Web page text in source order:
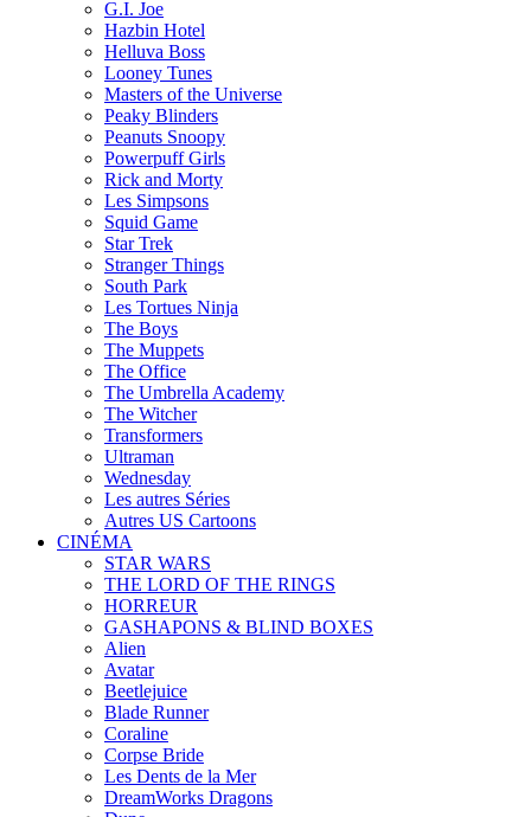
G.I. Joe
Hazbin Hotel
Helluva Boss
Looney Tunes
Masters of the Universe
Peaky Blinders
Peanuts Snoopy
Powerpuff Girls
Rick and Morty
Les Simpsons
Squid Game
Star Trek
Stranger Things
South Park
Les Tortues Ninja
The Boys
The Muppets
The Office
The Umbrella Academy
The Witcher
Transformers
Ultraman
Wednesday
Les autres Séries
Autres US Cartoons
CINÉMA
STAR WARS
THE LORD OF THE RINGS
HORREUR
GASHAPONS & BLIND BOXES
Alien
Avatar
Beetlejuice
Blade Runner
Coraline
Corpse Bride
Les Dents de la Mer
DreamWorks Dragons